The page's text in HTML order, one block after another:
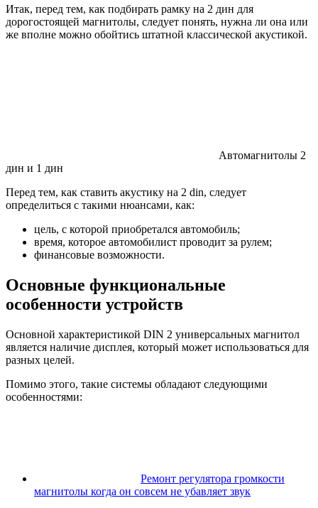
Итак, перед тем, как подбирать рамку на 2 дин для
дорогостоящей магнитолы, следует понять, нужна ли она или
же вполне можно обойтись штатной классической акустикой.
Автомагнитолы 2
дин и 1 дин
Перед тем, как ставить акустику на 2 din, следует
определиться с такими нюансами, как:
цель, с которой приобретался автомобиль;
время, которое автомобилист проводит за рулем;
финансовые возможности.
Основные функциональные
особенности устройств
Основной характеристикой DIN 2 универсальных магнитол
является наличие дисплея, который может использоваться для
разных целей.
Помимо этого, такие системы обладают следующими
особенностями:
Ремонт регулятора громкости
магнитолы когда он совсем не убавляет звук